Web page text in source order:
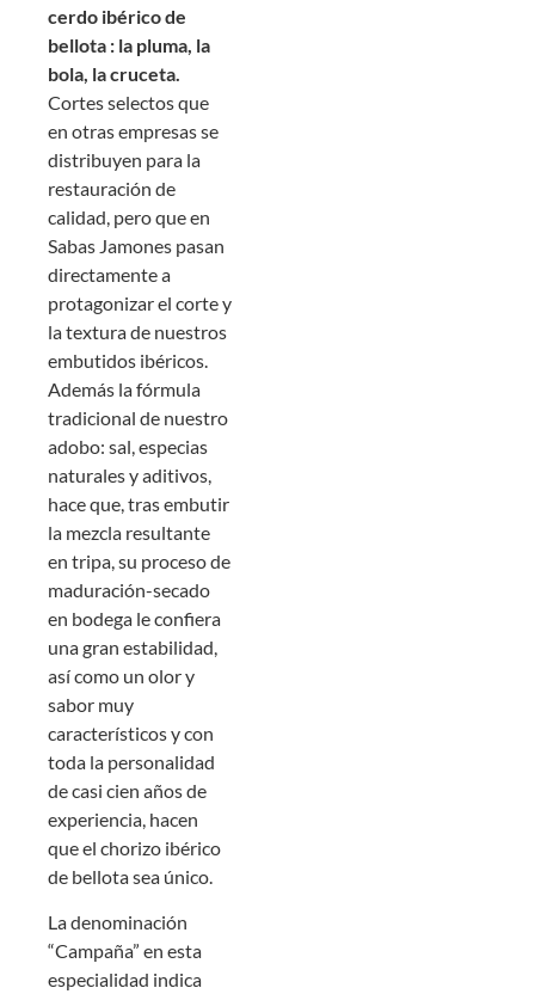
cerdo ibérico de
bellota : la pluma, la
bola, la cruceta.
Cortes selectos que
en otras empresas se
distribuyen para la
restauración de
calidad, pero que en
Sabas Jamones pasan
directamente a
protagonizar el corte y
la textura de nuestros
embutidos ibéricos.
Además la fórmula
tradicional de nuestro
adobo: sal, especias
naturales y aditivos,
hace que, tras embutir
la mezcla resultante
en tripa, su proceso de
maduración-secado
en bodega le confiera
una gran estabilidad,
así como un olor y
sabor muy
característicos y con
toda la personalidad
de casi cien años de
experiencia, hacen
que el chorizo ibérico
de bellota sea único.
La denominación
“Campaña” en esta
especialidad indica